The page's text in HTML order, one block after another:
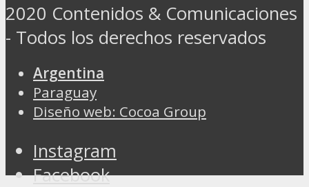
2020 Contenidos & Comunicaciones
- Todos los derechos reservados
Argentina
Paraguay
Diseño web: Cocoa Group
Instagram
Facebook